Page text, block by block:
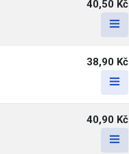
40,50 Kč
38,90 Kč
40,90 Kč